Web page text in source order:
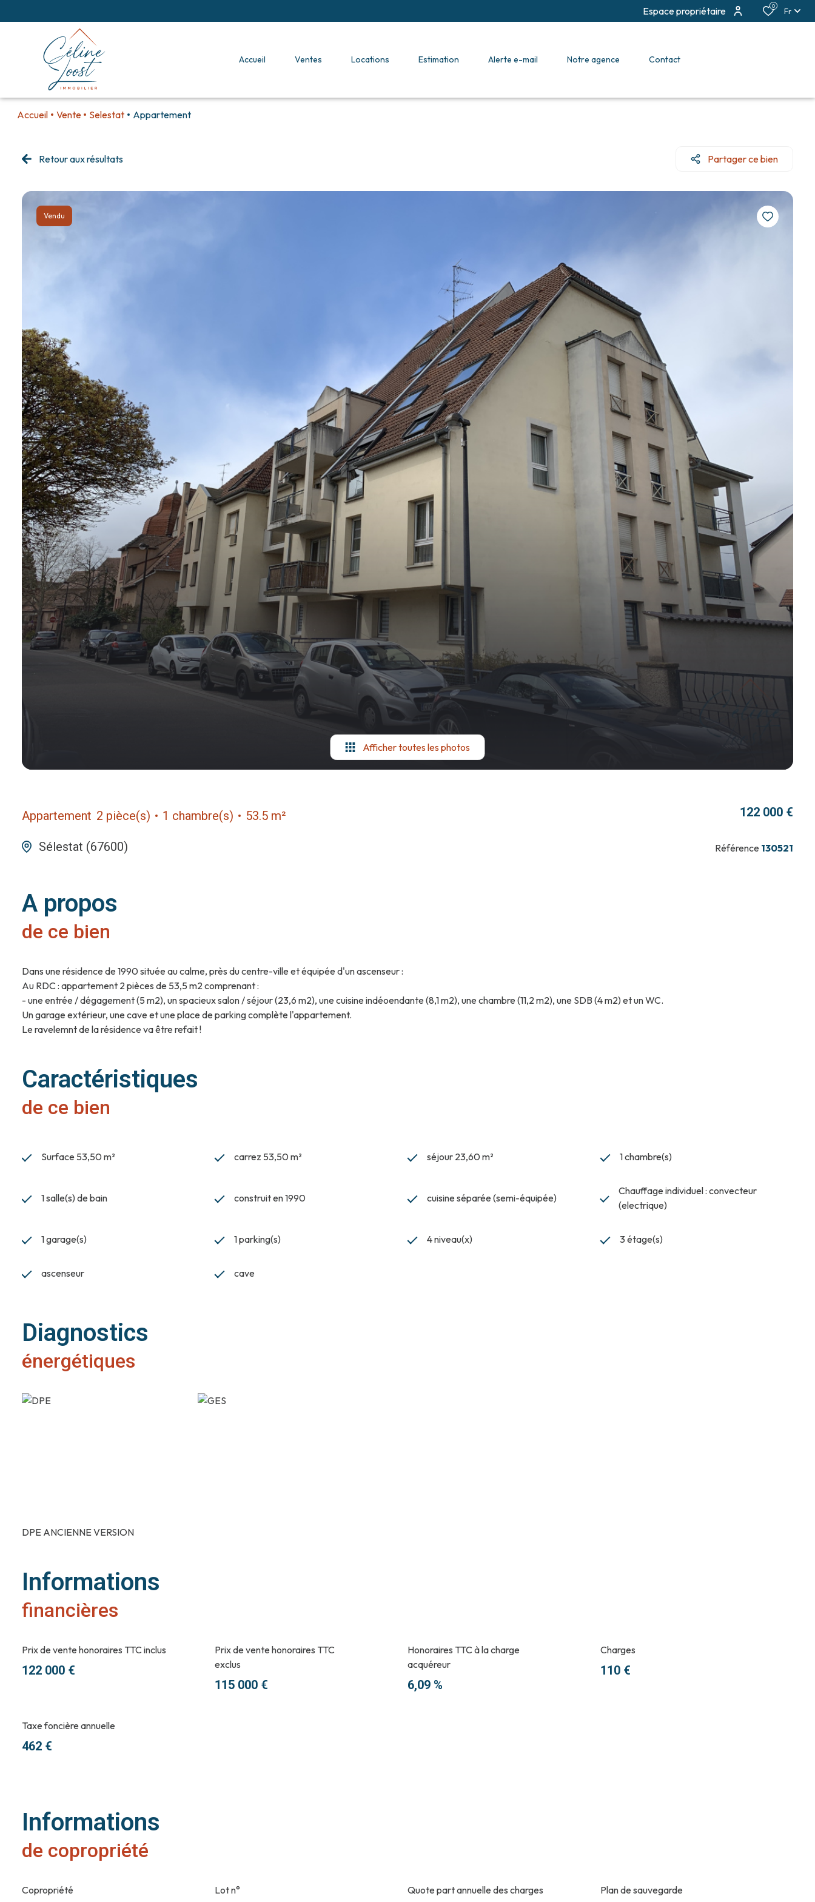
Espace propriétaire 0 Fr
accueil ventes locations estimation alerte e-mail notre agence contact
Accueil Vente Selestat Appartement
Retour aux résultats Partager ce bien
Vendu
Afficher toutes les photos
Appartement 2 pièce(s) 1 chambre(s) 53.5 m²
Sélestat (67600)
122 000 €
Référence 130521
A propos
de ce bien
Dans une résidence de 1990 située au calme, près du centre-ville et équipée d'un ascenseur :
Au RDC : appartement 2 pièces de 53,5 m2 comprenant :
- une entrée / dégagement (5 m2), un spacieux salon / séjour (23,6 m2), une cuisine indéoendante (8,1 m2), une chambre (11,2 m2), une SDB (4 m2) et un WC.
Un garage extérieur, une cave et une place de parking complète l'appartement.
Le ravelemnt de la résidence va être refait !
Caractéristiques
de ce bien
Surface 53,50 m² carrez 53,50 m² séjour 23,60 m² 1 chambre(s)
1 salle(s) de bain construit en 1990 cuisine séparée (semi-équipée)
Chauffage individuel : convecteur
(electrique)
1 garage(s) 1 parking(s) 4 niveau(x) 3 étage(s)
ascenseur cave
Diagnostics
énergétiques
DPE ANCIENNE VERSION
Informations
financières
Prix de vente honoraires TTC inclus
122 000 €
Prix de vente honoraires TTC
exclus
115 000 €
Honoraires TTC à la charge
acquéreur
6,09 %
Charges
110 €
Taxe foncière annuelle
462 €
Informations
de copropriété
Copropriété Lot n° Quote part annuelle des charges Plan de sauvegarde